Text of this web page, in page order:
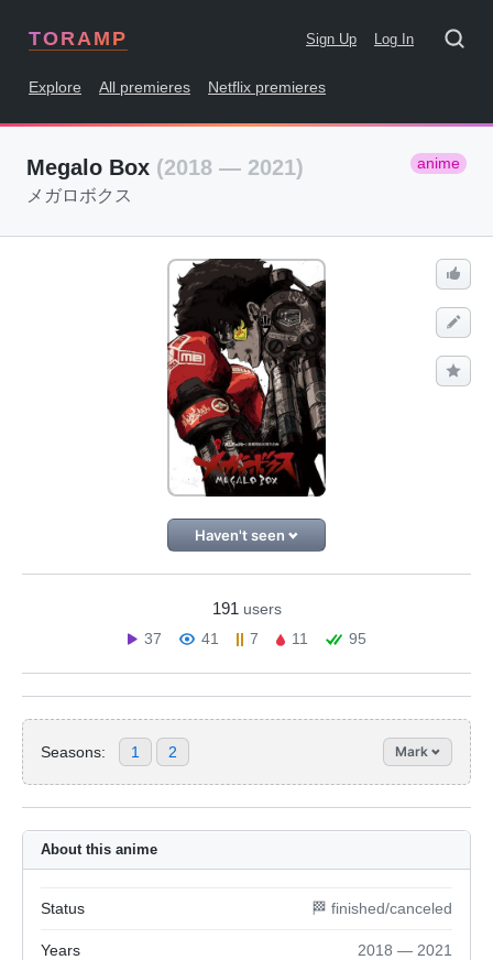
TORAMP Sign Up Log In
Explore All premieres Netflix premieres
Megalo Box (2018 — 2021) anime
メガロボクス
Haven't seen
191 users
37
41 7 11 95
Seasons: 1 2 Mark
About this anime
Status 🏁 finished/canceled
Years 2018 — 2021